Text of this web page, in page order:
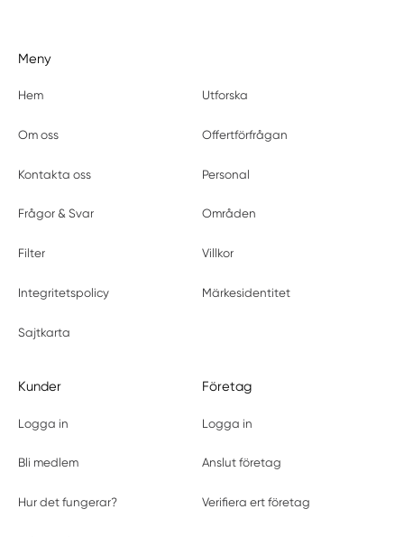
Meny
Hem Utforska
Om oss Offertförfrågan
Kontakta oss Personal
Frågor & Svar Områden
Filter Villkor
Integritetspolicy Märkesidentitet
Sajtkarta
Kunder
Logga in
Bli medlem
Hur det fungerar?
Företag
Logga in
Anslut företag
Verifiera ert företag